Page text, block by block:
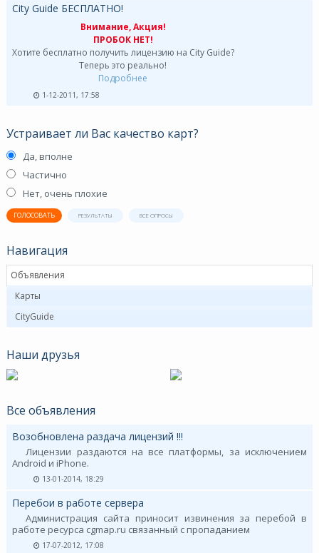
City Guide БЕСПЛАТНО!
Внимание, Акция!
ПРОБОК НЕТ!
Хотите бесплатно получить лицензию на City Guide?
Теперь это реально!
Подробнее
1-12-2011, 17:58
Устраивает ли Вас качество карт?
Да, вполне
Частично
Нет, очень плохие
ГОЛОСОВАТЬ РЕЗУЛЬТАТЫ ВСЕ ОПРОСЫ
Навигация
Объявления
Карты
CityGuide
Наши друзья
Все объявления
Возобновлена раздача лицензий !!!
Лицензии раздаются на все платформы, за исключением
Android и iPhone.
13-01-2014, 18:29
Перебои в работе сервера
Администрация сайта приносит извинения за перебой в
работе ресурса cgmap.ru связанный с пропаданием
17-07-2012, 17:08